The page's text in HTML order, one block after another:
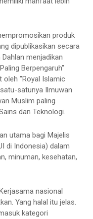
produk
dipublikasikan secara
menjadikan
Berpengaruh”
”Royal Islamic
satunya Ilmuwan
Muslim paling
dan Teknologi.
utama bagi Majelis
di Indonesia) dalam
minuman, kesehatan,
nasional
Yang halal itu jelas.
kategori